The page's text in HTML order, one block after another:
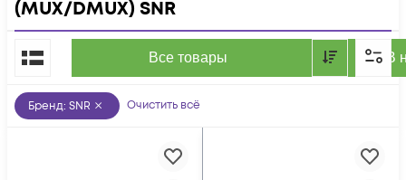
(MUX/DMUX) SNR
Все товары В
По популярности
Бренд: SNR Очистить всё